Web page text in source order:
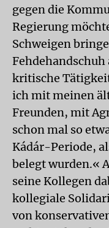
gegen die
Regierung
Schweigen
Fehdehandschuh
kritische
ich mit meinen
Freunden, mit
schon mal so
Kádár-Periode,
belegt wurden.«
seine Kollegen
kollegiale
von